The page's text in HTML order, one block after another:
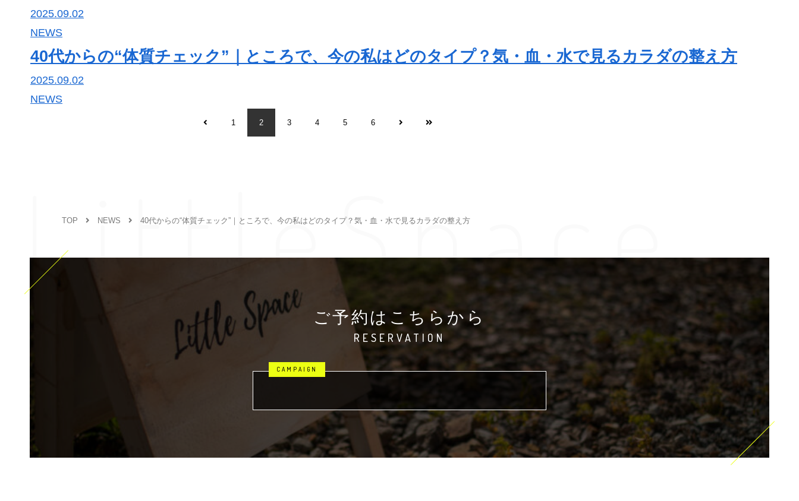
2025.09.02
NEWS
40代からの“体質チェック”｜ところで、今の私はどのタイプ？気・血・水で見るカラダの整え方
2025.09.02
NEWS
1 2 3 4 5 6
TOP NEWS 40代からの“体質チェック”｜ところで、今の私はどのタイプ？気・血・水で見るカラダの整え方
LittleSpace
ご予約はこちらから
RESERVATION
〒990-0886
山形市嶋南 ※詳しい住所は予約確定後
ご予約はこちらから
利用規約